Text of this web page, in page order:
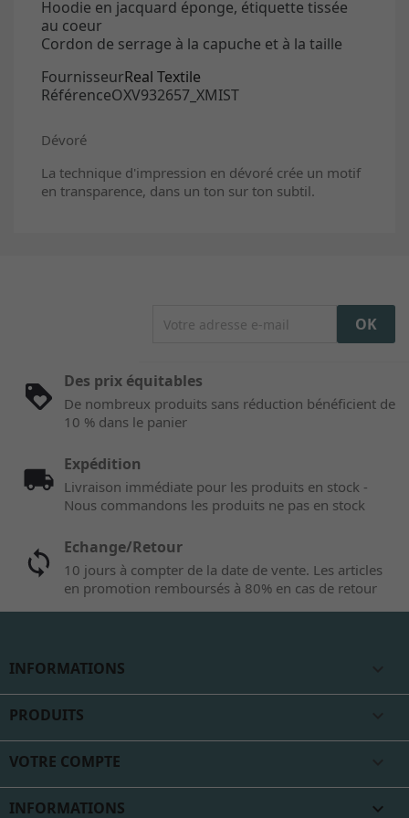
Hoodie en jacquard éponge, étiquette tissée
au coeur
Cordon de serrage à la capuche et à la taille
FournisseurReal Textile
RéférenceOXV932657_XMIST
Dévoré
La technique d'impression en dévoré crée un motif
en transparence, dans un ton sur ton subtil.
Des prix équitables
De nombreux produits sans réduction bénéficient de
10 % dans le panier
Expédition
Livraison immédiate pour les produits en stock -
Nous commandons les produits ne pas en stock
Echange/Retour
10 jours à compter de la date de vente. Les articles
en promotion remboursés à 80% en cas de retour
INFORMATIONS
PRODUITS
VOTRE COMPTE
INFORMATIONS keyboard_arrow_down